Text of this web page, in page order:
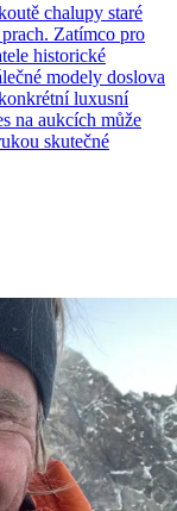
chalupy staré
Zatímco pro
historické
modely doslova
luxusní
na aukcích může
skutečné